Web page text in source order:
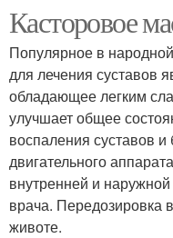
Касторовое
Популярное в
для лечения суставов
обладающее легким
улучшает общее
воспаления суставов
двигательного
внутренней и
врача. Передозировка
животе.